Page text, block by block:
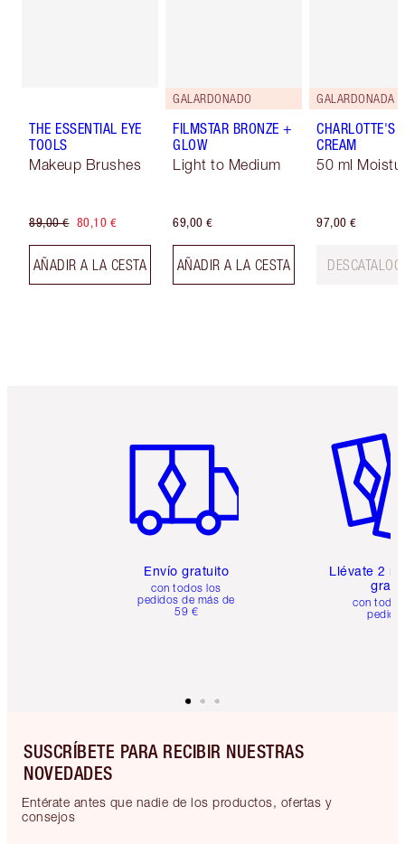
THE ESSENTIAL EYE
TOOLS
Makeup Brushes
89,00 € 80,10 €
AÑADIR A LA CESTA
GALARDONADO
FILMSTAR BRONZE +
GLOW
Light to Medium
69,00 €
AÑADIR A LA CESTA
GALARDONADA
CHARLOTTE'S
CREAM
50 ml
97,00 €
Envío gratuito
con todos los
pedidos de más de
59 €
Llévate 2
gratis
con
SUSCRÍBETE PARA RECIBIR NUESTRAS
NOVEDADES
Entérate antes que nadie de los productos, ofertas y
consejos